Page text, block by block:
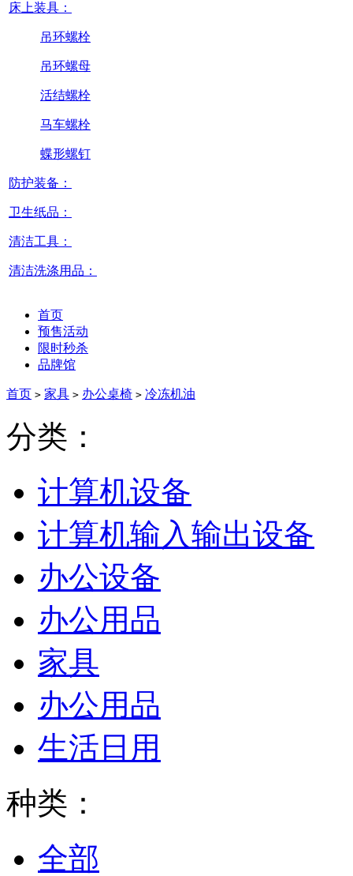
床上装具：
吊环螺栓
吊环螺母
活结螺栓
马车螺栓
蝶形螺钉
防护装备：
卫生纸品：
清洁工具：
清洁洗涤用品：
首页
预售活动
限时秒杀
品牌馆
首页 > 家具 > 办公桌椅 > 冷冻机油
分类：
计算机设备
计算机输入输出设备
办公设备
办公用品
家具
办公用品
生活日用
种类：
全部